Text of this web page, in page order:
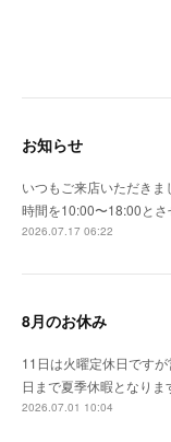
お知らせ
いつもご来店いただき
時間を10:00〜18:00と
2026.07.17 06:22
8月のお休み
11日は火曜定休日です
日まで夏季休暇となり
2026.07.01 10:04